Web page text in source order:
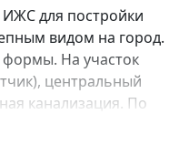
для постройки
видом на город.
формы. На участок
центральный
канализация. По
магистраль, к